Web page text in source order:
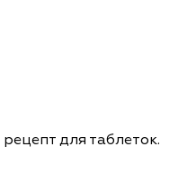
для таблеток.